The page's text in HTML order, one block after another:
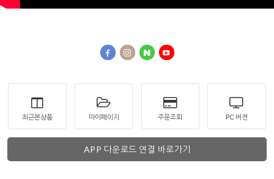
최근본상품 마이페이지 주문조회 PC 버젼
APP 다운로드 연결 바로가기